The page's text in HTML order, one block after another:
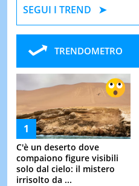
SEGUI I TREND
TRENDOMETRO
C'è un deserto dove
compaiono figure visibili
solo dal cielo: il mistero
irrisolto da ...